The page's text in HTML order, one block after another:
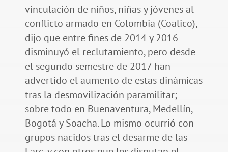
vinculación de niños, niñas y jóvenes al
conflicto armado en Colombia (Coalico),
dijo que entre fines de 2014 y 2016
disminuyó el reclutamiento, pero desde
el segundo semestre de 2017 han
advertido el aumento de estas dinámicas
tras la desmovilización paramilitar;
sobre todo en Buenaventura, Medellín,
Bogotá y Soacha. Lo mismo ocurrió con
grupos nacidos tras el desarme de las